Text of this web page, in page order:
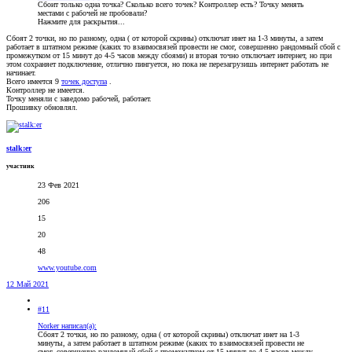
Сбоит только одна точка? Сколько всего точек? Контроллер есть? Точку менять
местами с рабочей не пробовали?
Нажмите для раскрытия...
Сбоят 2 точки, но по разному, одна ( от которой скрины) отключат инет на 1-3 минуты, а затем
работает в штатном режиме (каких то взаимосвязей провести не смог, совершенно рандомный сбой с
промежутком от 15 минут до 4-5 часов между сбоями) и вторая точно отключает интернет, но при
этом сохраняет подключение, отлично пингуется, но пока не перезагрузишь интернет работать не
начинает.
Всего имеется 9 точек доступа .
Контроллер не имеется.
Точку меняли с заведомо рабочей, работает.
Прошивку обновлял.
stalk:er
участник
23 Фев 2021
206
15
20
48
www.youtube.com
12 Май 2021
#11
Norker написал(а):
Сбоят 2 точки, но по разному, одна ( от которой скрины) отключат инет на 1-3
минуты, а затем работает в штатном режиме (каких то взаимосвязей провести не